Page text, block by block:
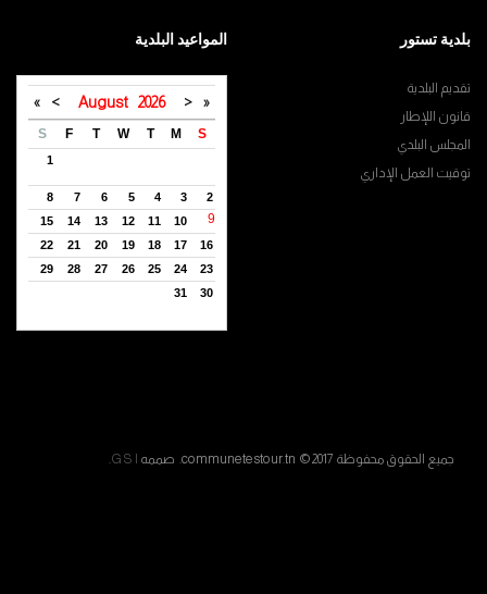
بلدية تستور
تقديم البلدية
قانون اللإطار
المجلس البلدي
توقيت العمل الإداري
المواعيد البلدية
«
<
August 2026
>
»
S
M
T
W
T
F
S
1
2
3
4
5
6
7
8
9
10
11
12
13
14
15
16
17
18
19
20
21
22
23
24
25
26
27
28
29
30
31
جميع الحقوق محفوظة communetestour.tn © 2017. صممه G S I
.